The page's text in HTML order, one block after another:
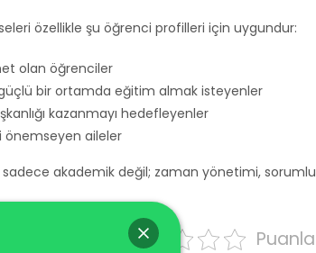
özellikle şu öğrenci profilleri için uygundur:
olan öğrenciler
bir ortamda eğitim almak isteyenler
kazanmayı hedefleyenler
önemseyen aileler
akademik değil; zaman yönetimi,